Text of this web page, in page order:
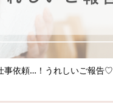
事依頼…！うれしいご報告♡